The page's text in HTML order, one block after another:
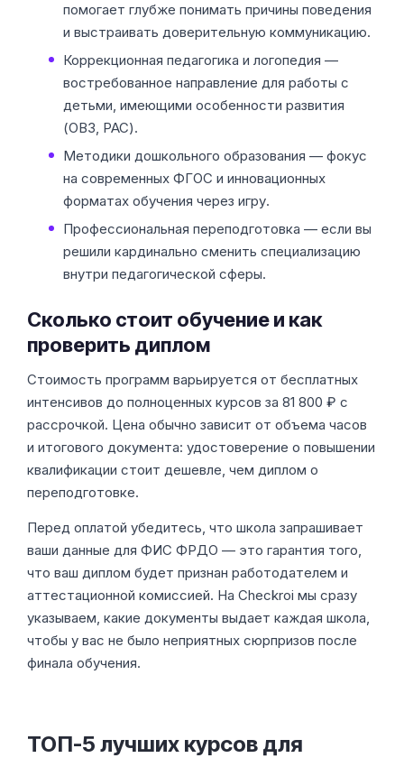
помогает глубже понимать причины поведения
и выстраивать доверительную коммуникацию.
Коррекционная педагогика и логопедия —
востребованное направление для работы с
детьми, имеющими особенности развития
(ОВЗ, РАС).
Методики дошкольного образования — фокус
на современных ФГОС и инновационных
форматах обучения через игру.
Профессиональная переподготовка — если вы
решили кардинально сменить специализацию
внутри педагогической сферы.
Сколько стоит обучение и как
проверить диплом
Стоимость программ варьируется от бесплатных
интенсивов до полноценных курсов за 81 800 ₽ с
рассрочкой. Цена обычно зависит от объема часов
и итогового документа: удостоверение о повышении
квалификации стоит дешевле, чем диплом о
переподготовке.
Перед оплатой убедитесь, что школа запрашивает
ваши данные для ФИС ФРДО — это гарантия того,
что ваш диплом будет признан работодателем и
аттестационной комиссией. На Checkroi мы сразу
указываем, какие документы выдает каждая школа,
чтобы у вас не было неприятных сюрпризов после
финала обучения.
ТОП-5 лучших курсов для